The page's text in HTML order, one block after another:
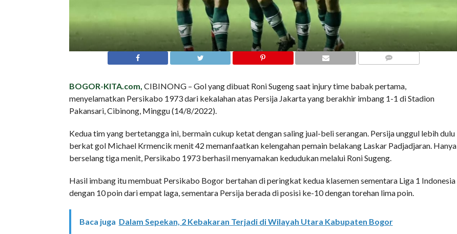
BOGOR-KITA.com, CIBINONG – Gol yang dibuat Roni Sugeng saat injury time babak pertama,
menyelamatkan Persikabo 1973 dari kekalahan atas Persija Jakarta yang berakhir imbang 1-1 di Stadion
Pakansari, Cibinong, Minggu (14/8/2022).
Kedua tim yang bertetangga ini, bermain cukup ketat dengan saling jual-beli serangan. Persija unggul lebih dulu
berkat gol Michael Krmencik menit 42 memanfaatkan kelengahan pemain belakang Laskar Padjadjaran. Hanya
berselang tiga menit, Persikabo 1973 berhasil menyamakan kedudukan melalui Roni Sugeng.
Hasil imbang itu membuat Persikabo Bogor bertahan di peringkat kedua klasemen sementara Liga 1 Indonesia
dengan 10 poin dari empat laga, sementara Persija berada di posisi ke-10 dengan torehan lima poin.
Baca juga Dalam Sepekan, 2 Kebakaran Terjadi di Wilayah Utara Kabupaten Bogor